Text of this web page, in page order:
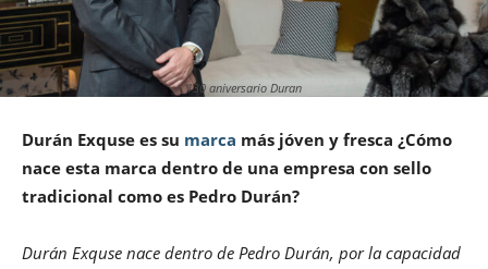
130 aniversario Duran
Durán Exquse es su marca más jóven y fresca ¿Cómo
nace esta marca dentro de una empresa con sello
tradicional como es Pedro Durán?
Durán Exquse nace dentro de Pedro Durán, por la capacidad